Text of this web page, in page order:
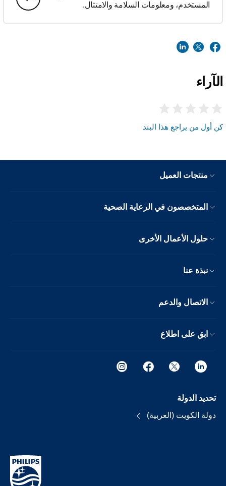
المستخدم، ومعلومات السلامة والامتثال.
الآراء
كن أول من يراجع هذا البند
منتجات العميل
المتخصصون في الرعاية الصحية
حلول الأعمال الأخرى
نبذة عنا
الاتصال والدعم
ابق على اطلاع
تحديد الدولة
دولة الكويت (العربية)